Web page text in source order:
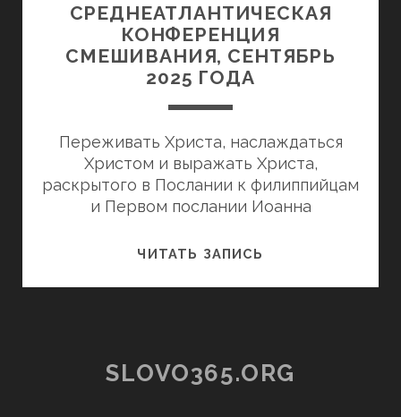
СРЕДНЕАТЛАНТИЧЕСКАЯ
КОНФЕРЕНЦИЯ
СМЕШИВАНИЯ, СЕНТЯБРЬ
2025 ГОДА
Переживать Христа, наслаждаться
Христом и выражать Христа,
раскрытого в Послании к филиппийцам
и Первом послании Иоанна
ЧИТАТЬ ЗАПИСЬ
ГОДА
SLOVO365.ORG